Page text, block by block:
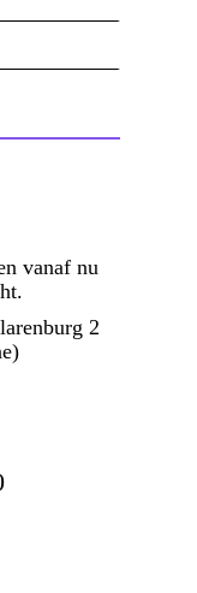
vanaf nu
2